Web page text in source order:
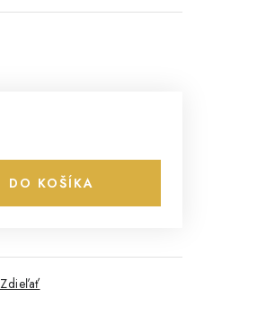
DO KOŠÍKA
Zdieľať